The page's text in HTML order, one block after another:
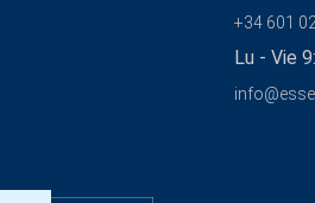
+34 601
Lu - Vie